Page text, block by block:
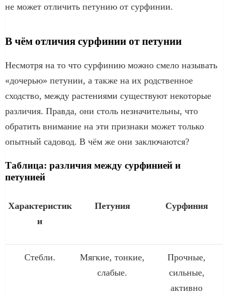
не может отличить петунию от сурфинии.
В чём отличия сурфинии от петунии
Несмотря на то что сурфинию можно смело называть
«дочерью» петунии, а также на их родственное
сходство, между растениями существуют некоторые
различия. Правда, они столь незначительны, что
обратить внимание на эти признаки может только
опытный садовод. В чём же они заключаются?
Таблица: различия между сурфинией и
петунией
Характеристик
и
Петуния Сурфиния
Стебли.
Мягкие, тонкие,
слабые.
Прочные,
сильные,
активно